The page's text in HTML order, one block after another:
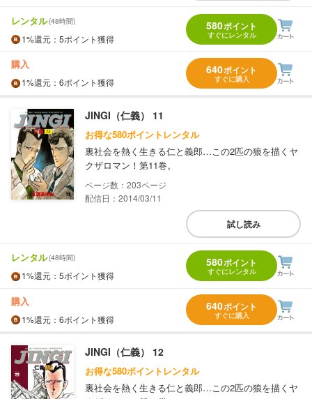
レンタル(48時間)
1%還元 ：5ポイント獲得
580ポイント
すぐにレンタル
購入
1%還元 ：6ポイント獲得
640ポイント
すぐに購入
JINGI（仁義） 11
お得な580ポイントレンタル
裏社会を熱く生きる仁と義郎…この2匹の狼を描くヤ
クザロマン！第11巻。
203
配信日：2014/03/11
試し読み
レンタル(48時間)
1%還元 ：5ポイント獲得
580ポイント
すぐにレンタル
購入
1%還元 ：6ポイント獲得
640ポイント
すぐに購入
JINGI（仁義） 12
お得な580ポイントレンタル
裏社会を熱く生きる仁と義郎…この2匹の狼を描くヤ